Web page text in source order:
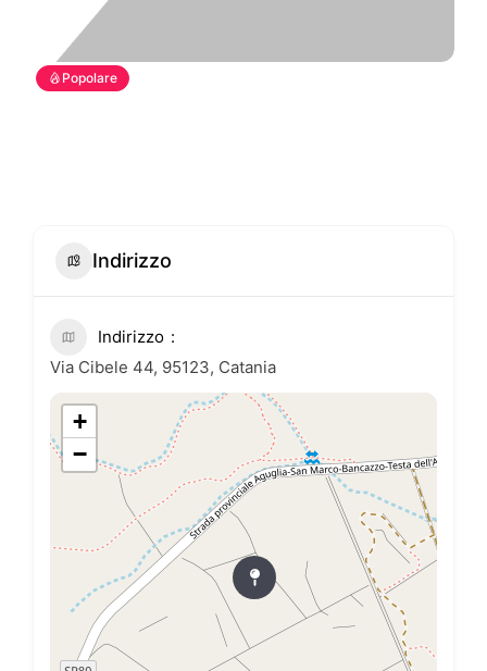
Popolare
Indirizzo
Indirizzo
Via Cibele 44, 95123, Catania
+
−